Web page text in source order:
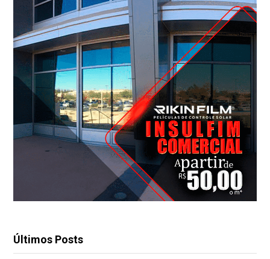
Últimos Posts